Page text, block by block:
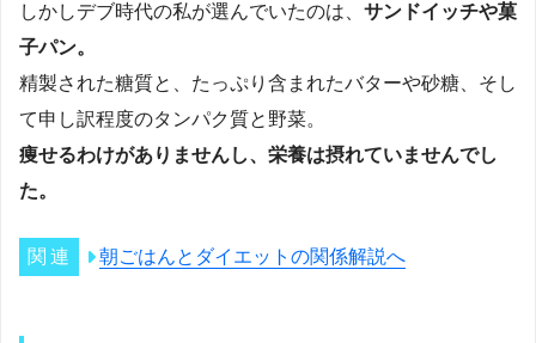
しかしデブ時代の私が選んでいたのは、 サンドイッチや菓
子パン。
精製された糖質と、たっぷり含まれたバターや砂糖、そし
て申し訳程度のタンパク質と野菜。
痩せるわけがありませんし、栄養は摂れていませんでし
た。
朝ごはんとダイエットの関係解説へ